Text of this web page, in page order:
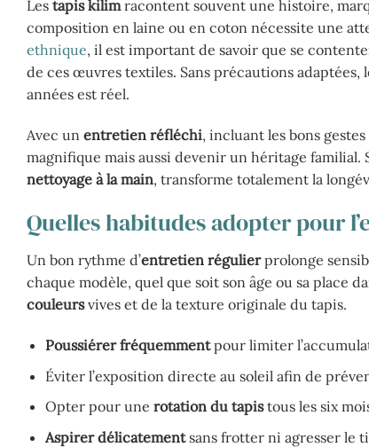
Les tapis kilimracontent souvent une histoire,
composition en laine ou en coton nécessite une
ethnique, il est important de savoir que se
de ces œuvres textiles. Sans précautions
années est réel.
Avec un entretien réfléchi, incluant les bons
magnifique mais aussi devenir un héritage familial.
nettoyage à la main, transforme totalement la
Quelles habitudes adopter pour
Un bon rythme d’entretien régulierprolonge
chaque modèle, quel que soit son âge ou sa place
couleursvives et de la texture originale du tapis.
Poussiérer fréquemmentpour limiter
Éviter l’exposition directe au soleil afin de
Opter pour une rotation du tapistous les six
Aspirer délicatementsans frotter ni agresser le